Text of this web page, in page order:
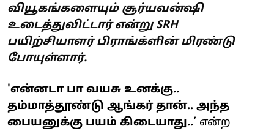
வியூகங்களையும் சூர்யவன்ஷி
உடைத்துவிட்டார் என்று SRH
பயிற்சியாளர் பிராங்க்ளின் மிரண்டு
போயுள்ளார்.
'என்னடா பா வயசு உனக்கு..
தம்மாத்தூண்டு ஆங்கர் தான்.. அந்த
பையனுக்கு பயம் கிடையாது..’ என்ற